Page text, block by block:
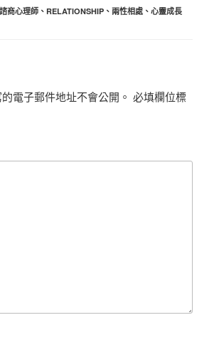
商心理師、 RELATIONSHIP、 兩性相處、 心靈成長
電子郵件地址不會公開。 必填欄位標